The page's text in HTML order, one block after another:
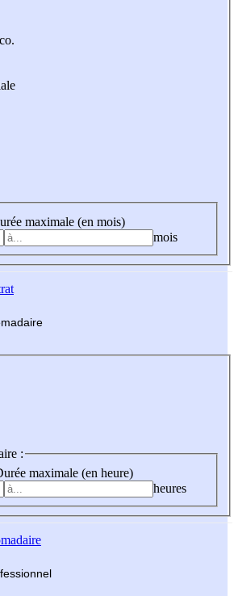
maximale (en mois)
mois
madaire
:
maximale (en heure)
heures
fessionnel